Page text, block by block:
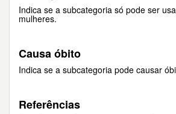
Indica se a subcategoria só pode ser
mulheres.
Causa óbito
Indica se a subcategoria pode causar
Referências